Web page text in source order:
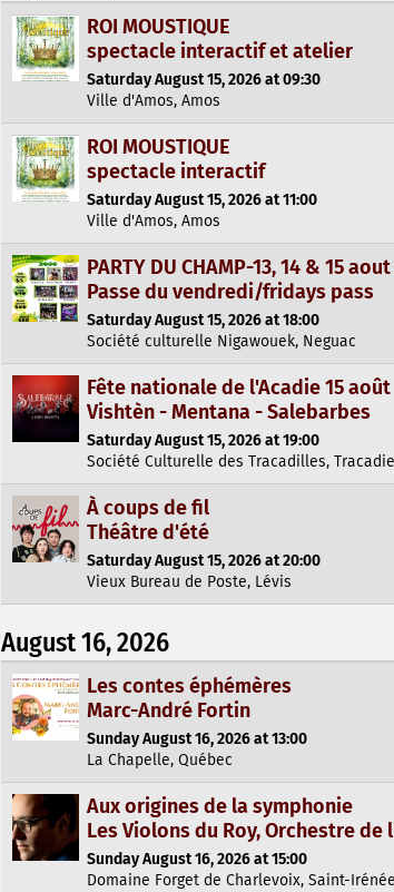
ROI MOUSTIQUE
spectacle interactif et atelier
Saturday August 15, 2026 at 09:30
Ville d'Amos, Amos
ROI MOUSTIQUE
spectacle interactif
Saturday August 15, 2026 at 11:00
Ville d'Amos, Amos
PARTY DU CHAMP-13, 14 & 15
Passe du vendredi/fridays pass
Saturday August 15, 2026 at 18:00
Société culturelle Nigawouek, Neguac
Fête nationale de l'Acadie 15 août
Vishtèn - Mentana - Salebarbes
Saturday August 15, 2026 at 19:00
Société Culturelle des Tracadilles,
À coups de fil
Théâtre d'été
Saturday August 15, 2026 at 20:00
Vieux Bureau de Poste, Lévis
August 16, 2026
Les contes éphémères
Marc-André Fortin
Sunday August 16, 2026 at 13:00
La Chapelle, Québec
Aux origines de la symphonie
Les Violons du Roy, Orchestre
Sunday August 16, 2026 at 15:00
Domaine Forget de Charlevoix, Saint-Irénée